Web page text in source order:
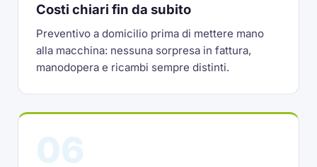
Costi chiari fin da subito
Preventivo a domicilio prima di mettere mano
alla macchina: nessuna sorpresa in fattura,
manodopera e ricambi sempre distinti.